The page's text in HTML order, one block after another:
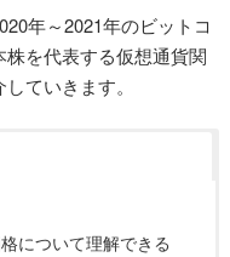
年～2021年のビットコ
を代表する仮想通貨関
ていきます。
について理解できる